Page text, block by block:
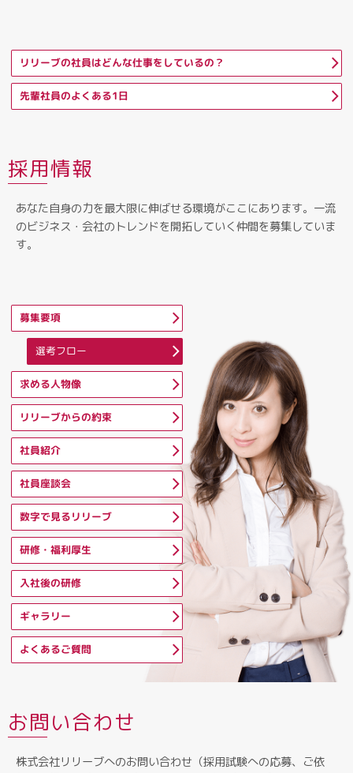
リリーブの社員はどんな仕事をしているの？
先輩社員のよくある1日
採用情報
あなた自身の力を最大限に伸ばせる環境がここにあります。一流
のビジネス・会社のトレンドを開拓していく仲間を募集していま
す。
募集要項
選考フロー
求める人物像
リリーブからの約束
社員紹介
社員座談会
数字で見るリリーブ
研修・福利厚生
入社後の研修
ギャラリー
よくあるご質問
お問い合わせ
株式会社リリーブへのお問い合わせ（採用試験への応募、ご依